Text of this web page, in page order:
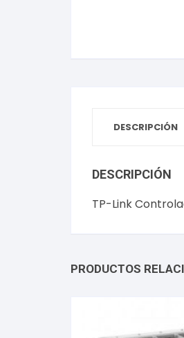
DESCRIPCIÓN
DESCRIPCIÓN
TP-Link
PRODUCTOS